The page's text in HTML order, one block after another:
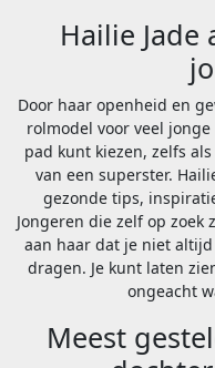
Hailie
Door haar openheid en
rolmodel voor veel
pad kunt kiezen, zelfs
van een superster.
gezonde tips,
Jongeren die zelf op
aan haar dat je niet
dragen. Je kunt laten
ongeacht
Meest